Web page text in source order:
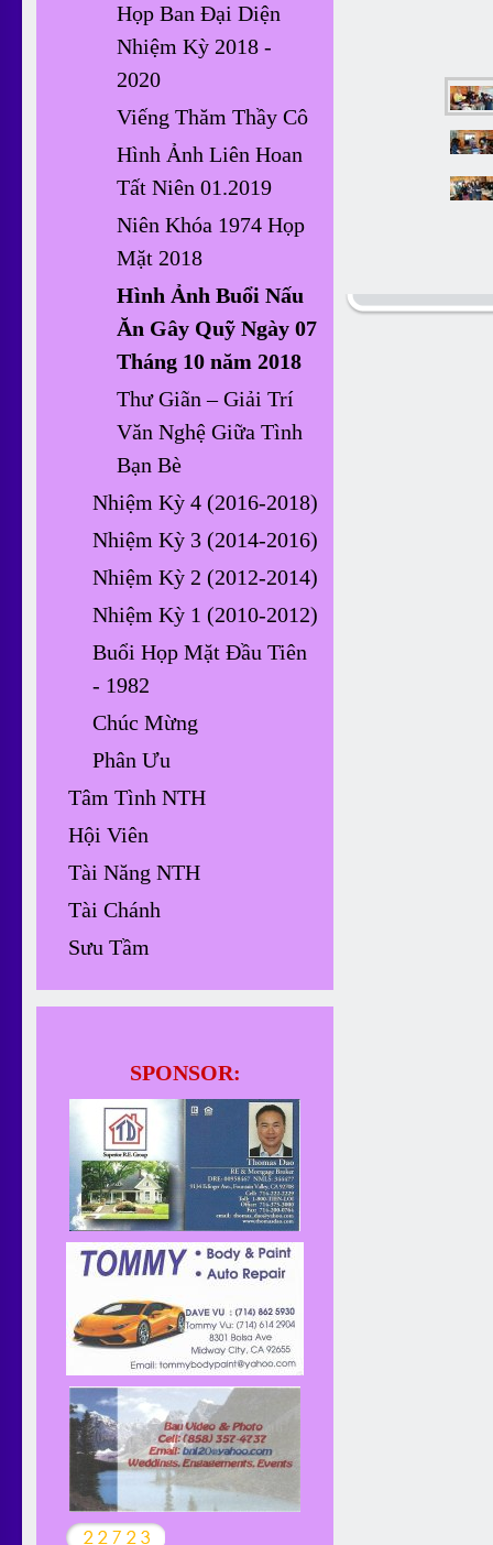
Họp Ban Đại Diện
Nhiệm Kỳ 2018 -
2020
Viếng Thăm Thầy Cô
Hình Ảnh Liên Hoan
Tất Niên 01.2019
Niên Khóa 1974 Họp
Mặt 2018
Hình Ảnh Buổi Nấu
Ăn Gây Quỹ Ngày 07
Tháng 10 năm 2018
Thư Giãn – Giải Trí
Văn Nghệ Giữa Tình
Bạn Bè
Nhiệm Kỳ 4 (2016-2018)
Nhiệm Kỳ 3 (2014-2016)
Nhiệm Kỳ 2 (2012-2014)
Nhiệm Kỳ 1 (2010-2012)
Buổi Họp Mặt Đầu Tiên
- 1982
Chúc Mừng
Phân Ưu
Tâm Tình NTH
Hội Viên
Tài Năng NTH
Tài Chánh
Sưu Tầm
SPONSOR: